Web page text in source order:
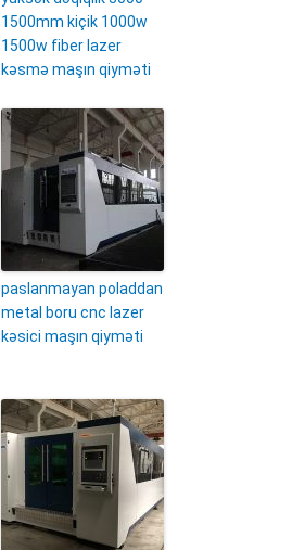
1500mm kiçik 1000w
1500w fiber lazer
kəsmə maşın qiyməti
paslanmayan poladdan
metal boru cnc lazer
kəsici maşın qiyməti